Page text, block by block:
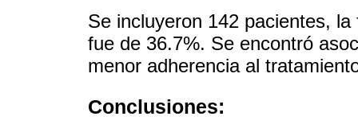
Se incluyeron 142 pacientes,
fue de 36.7%. Se encontró
menor adherencia al
Conclusiones: